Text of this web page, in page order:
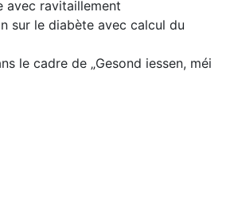
avec ravitaillement
sur le diabète avec calcul du
le cadre de „Gesond iessen, méi